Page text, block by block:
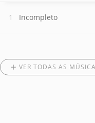
Incompleto
VER TODAS AS